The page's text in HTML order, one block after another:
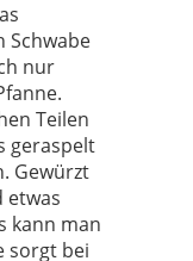
Schwabe
nur
Teilen
geraspelt
Gewürzt
etwas
kann man
sorgt bei